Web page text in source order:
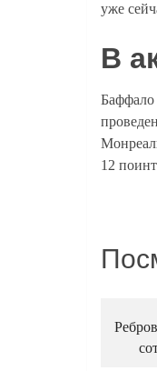
уже
В
Баффало
12